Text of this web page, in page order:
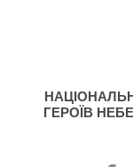
ГЕРОЇВ